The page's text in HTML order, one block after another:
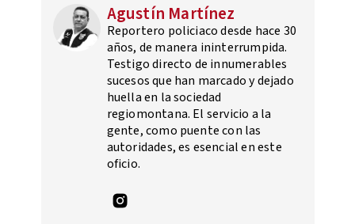
Agustín Martínez
Reportero policiaco desde hace 30
años, de manera ininterrumpida.
Testigo directo de innumerables
sucesos que han marcado y dejado
huella en la sociedad
regiomontana. El servicio a la
gente, como puente con las
autoridades, es esencial en este
oficio.